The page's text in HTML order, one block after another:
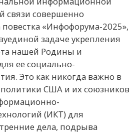
связи совершенно
«Инфофорума-2025»,
задаче укрепления
нашей Родины и
ее социально-
Это как никогда важно в
политики США и их союзников
(ИКТ) для
дела, подрыва